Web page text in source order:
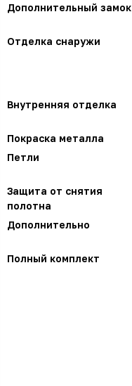
Дополнительный замок
Отделка снаружи
Внутренняя отделка
Покраска металла
Петли
Защита от снятия
полотна
Дополнительно
Полный комплект